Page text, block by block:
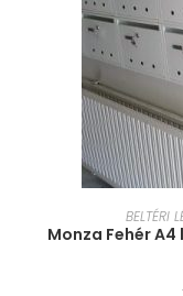
BELTÉRI
Monza Fehér